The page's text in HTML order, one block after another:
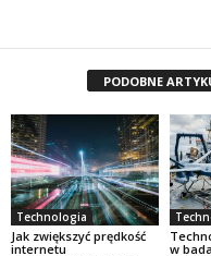
PODOBNE
Technologia
Jak zwiększyć prędkość
internetu
w